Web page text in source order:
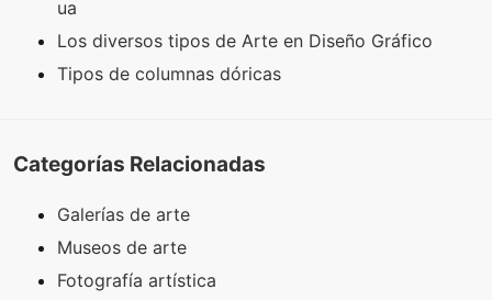
ua
Los diversos tipos de Arte en Diseño Gráfico
Tipos de columnas dóricas
Categorías Relacionadas
Galerías de arte
Museos de arte
Fotografía artística